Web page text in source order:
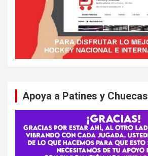
Apoya a Patines y Chuecas